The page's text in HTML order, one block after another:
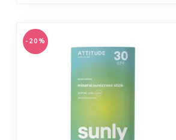
Geef een seintje
-20%